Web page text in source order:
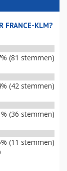
FRANCE-KLM?
(81 stemmen)
(42 stemmen)
(36 stemmen)
(11 stemmen)